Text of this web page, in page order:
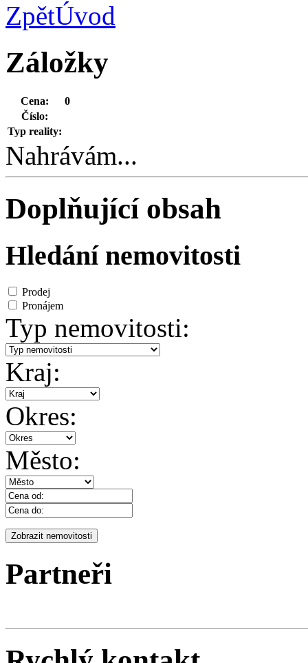
ZpětÚvod
Záložky
Cena:
0
Číslo:
Typ reality:
Nahrávám...
Doplňující obsah
Hledání nemovitosti
Prodej
Pronájem
Typ nemovitosti:
Kraj:
Okres:
Město:
Partneři